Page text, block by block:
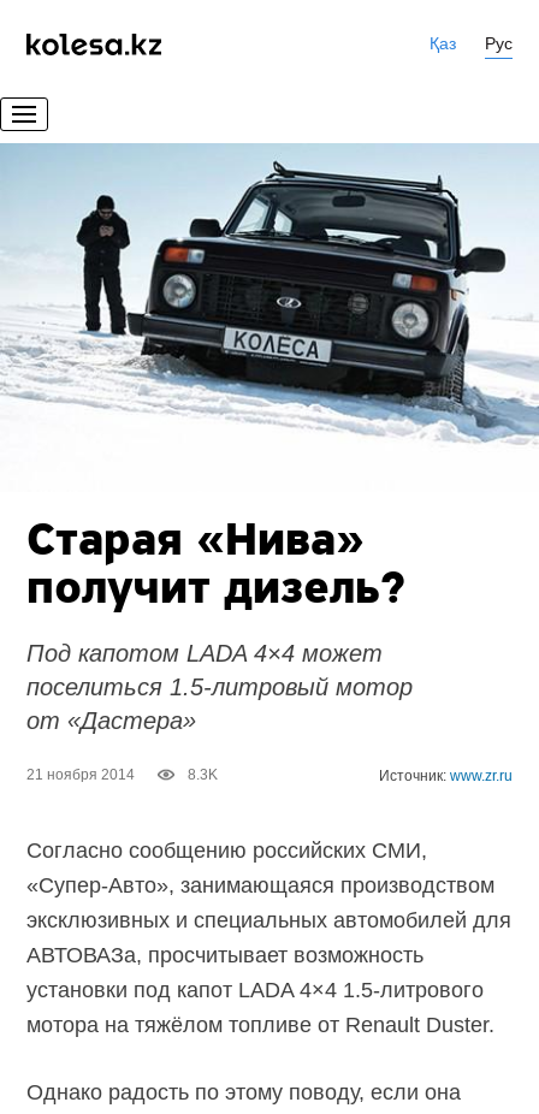
Қаз Рус
Старая «Нива»
получит дизель?
Под капотом LADA 4×4 может
поселиться 1.5-литровый мотор
от «Дастера»
21 ноября 2014 8.3K Источник: www.zr.ru
Согласно сообщению российских СМИ,
«Супер-Авто», занимающаяся производством
эксклюзивных и специальных автомобилей для
АВТОВАЗа, просчитывает возможность
установки под капот LADA 4×4 1.5-литрового
мотора на тяжёлом топливе от Renault Duster.
Однако радость по этому поводу, если она